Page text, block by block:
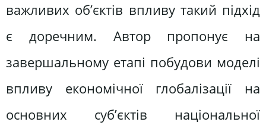
важливих об’єктів впливу такий підхід
є доречним. Автор пропонує на
завершальному етапі побудови моделі
впливу економічної глобалізації на
основних суб’єктів національної